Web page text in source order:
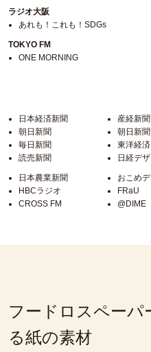
ラジオ大阪
あれも！これも！SDGs
TOKYO FM
ONE MORNING
日本経済新聞
朝日新聞
毎日新聞
読売新聞
産経新聞
朝日新聞
東洋経
日経デ
日本農業新聞
HBCラジオ
CROSS FM
おこめ
FRaU
@DIME
フードロスペーパ
る紙の素材